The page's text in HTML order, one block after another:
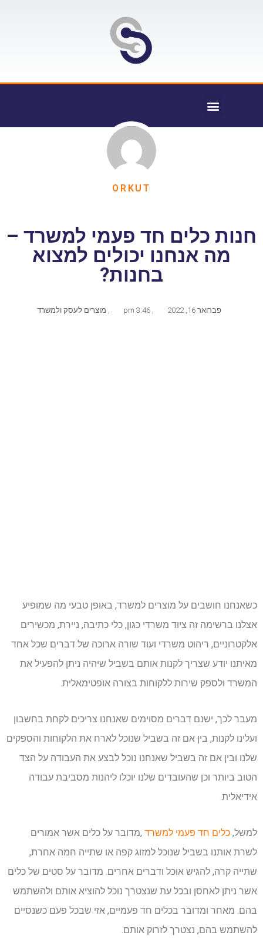
ORKUT
חנות כלים חד פעמי למשרד –
מה אנחנו יכולים למצוא
בחנות?
פברואר 16, 2022 ,
, מוצרים לעסק ולמשרד
כשאנחנו חושבים על מוצרים למשרד, באופן טבעי מה שמופיע
אצלנו ברשימה זה ציוד משרדי כגון, כלי כתיבה, ניירת, מכשירים
אלקטרוניים, ריהוט משרדי ועוד שורה ארוכה של דברים שכל אחד
מאיתנו יודע שצריך לקנות אותם בשביל שיהיה ניתן להפעיל את
המשרד ולספק שירות ללקוחות בצורה אופטימאלית.
מעבר לכך, ישנם דברים מסוימים שאנחנו צריכים לקחת בחשבון
ועלינו לקנות, בין אם זה בשביל שנוכל לארח את הלקוחות והספקים
שלנו ובין אם זה בשביל שאנחנו נוכל לבצע את העבודה על הצד
הטוב ביותר וכן שהעובדים שלנו יוכלו ליהנות מסביבת עבודה
אידיאלית.
למשל, כלים חד פעמי למשרד ,מדובר על כלים אשר אמורים
לשרת אותנו בשביל שנוכל למזוג קפה או שתייה חמה אחרת,
שתייה קרה, להגיש אוכל ודברים אחרים. מדובר על סטים של כלים
אשר ניתן לאחסן ובכל עת שנצטרך נוכל להוציא אותם ולהשתמש
בהם. מאחר ומדובר בכלים חד פעמיים, אזי שבכל פעם כשנסיים
להשתמש בהם, נצטרך לזרוק אותם.